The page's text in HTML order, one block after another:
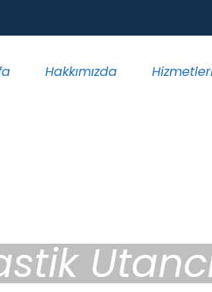
Hakkımızda